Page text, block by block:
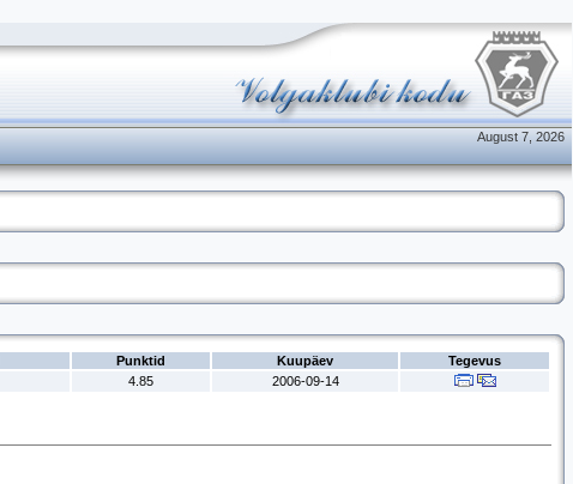
August 7, 2026
Punktid Kuupäev Tegevus
4.85 2006-09-14